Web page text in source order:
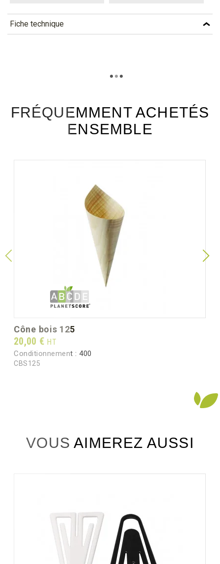
Fiche technique
FRÉQUEMMENT ACHETÉS
ENSEMBLE
cône bois 125
Prix
20,00 € HT
Conditionnement : 400
CBS125
VOUS AIMEREZ AUSSI